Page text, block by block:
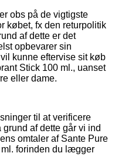
obs på de vigtigste
købet, fx den returpolitik
af dette er det
opbevarer sin
kunne eftervise sit køb
Stick 100 ml., uanset
eller dame.
til at verificere
af dette går vi ind
omtaler af Sante Pure
forinden du lægger